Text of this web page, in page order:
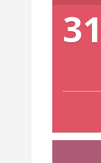
31